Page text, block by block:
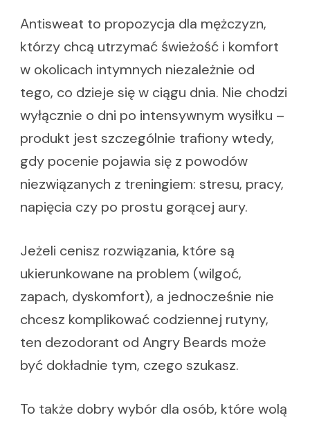
Antisweat to propozycja dla mężczyzn,
którzy chcą utrzymać świeżość i komfort
w okolicach intymnych niezależnie od
tego, co dzieje się w ciągu dnia. Nie chodzi
wyłącznie o dni po intensywnym wysiłku –
produkt jest szczególnie trafiony wtedy,
gdy pocenie pojawia się z powodów
niezwiązanych z treningiem: stresu, pracy,
napięcia czy po prostu gorącej aury.
Jeżeli cenisz rozwiązania, które są
ukierunkowane na problem (wilgoć,
zapach, dyskomfort), a jednocześnie nie
chcesz komplikować codziennej rutyny,
ten dezodorant od Angry Beards może
być dokładnie tym, czego szukasz.
To także dobry wybór dla osób, które wolą